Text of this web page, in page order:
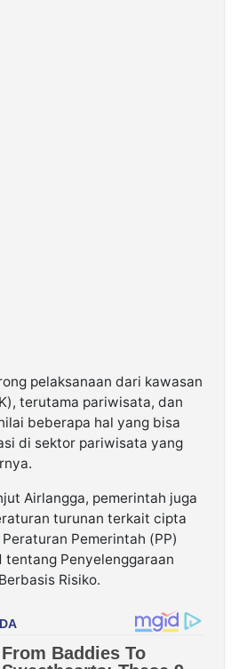
pelaksanaan dari kawasan
terutama pariwisata, dan
beberapa hal yang bisa
di sektor pariwisata yang
Airlangga, pemerintah juga
turunan terkait cipta
Pemerintah (PP)
tentang Penyelenggaraan
Risiko.